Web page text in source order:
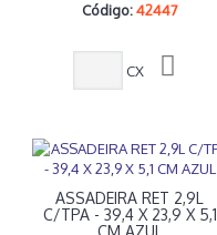
Código: 42447
CX
ASSADEIRA RET 2,9L
C/TPA - 39,4 X 23,9 X 5,1
CM AZUL